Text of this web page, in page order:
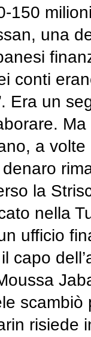
150
una
conti
Era un
a
la
nella
ufficio
capo
risiede